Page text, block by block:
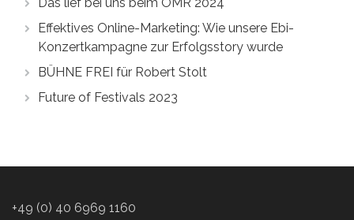
Effektives Online-Marketing: Wie unsere Ebi-
Konzertkampagne zur Erfolgsstory wurde
BÜHNE FREI für Robert Stolt
Future of Festivals 2023
+49 (0) 40 6969 1160